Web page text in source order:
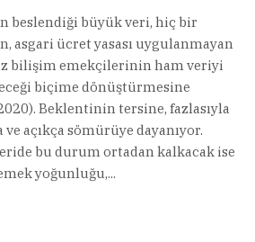
beslendiği büyük veri, hiç bir
asgari ücret yasası uygulanmayan
bilişim emekçilerinin ham veriyi
biçime dönüştürmesine
Beklentinin tersine, fazlasıyla
açıkça sömürüye dayanıyor.
bu durum ortadan kalkacak ise
yoğunluğu,...